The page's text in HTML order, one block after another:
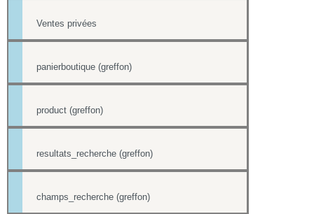
Ventes privées
panierboutique (greffon)
product (greffon)
resultats_recherche (greffon)
champs_recherche (greffon)